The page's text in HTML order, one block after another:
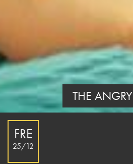
THE
FRE
25/12